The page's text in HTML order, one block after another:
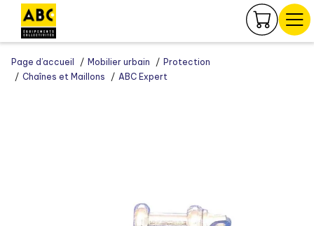
Page d’accueil Mobilier urbain
Protection
Chaînes et Maillons
ABC Expert
Panneau de gestion des cookies